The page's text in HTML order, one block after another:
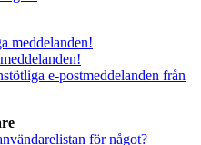
meddelanden!
e-postmeddelanden från
för något?